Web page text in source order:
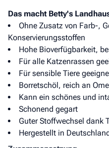
Das macht Betty's
Ohne Zusatz von Farb-,
Konservierungsstoffen
Hohe Bioverfügbarkeit,
Für alle Katzenrassen
Für sensible Tiere
Borretschöl, reich an
Kann ein schönes und
Schonend gegart
Guter Stoffwechsel dank
Hergestellt in Deutschland